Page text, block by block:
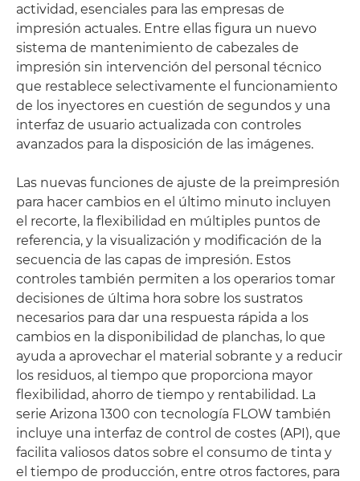
actividad, esenciales para las empresas de
impresión actuales. Entre ellas figura un nuevo
sistema de mantenimiento de cabezales de
impresión sin intervención del personal técnico
que restablece selectivamente el funcionamiento
de los inyectores en cuestión de segundos y una
interfaz de usuario actualizada con controles
avanzados para la disposición de las imágenes.
Las nuevas funciones de ajuste de la preimpresión
para hacer cambios en el último minuto incluyen
el recorte, la flexibilidad en múltiples puntos de
referencia, y la visualización y modificación de la
secuencia de las capas de impresión. Estos
controles también permiten a los operarios tomar
decisiones de última hora sobre los sustratos
necesarios para dar una respuesta rápida a los
cambios en la disponibilidad de planchas, lo que
ayuda a aprovechar el material sobrante y a reducir
los residuos, al tiempo que proporciona mayor
flexibilidad, ahorro de tiempo y rentabilidad. La
serie Arizona 1300 con tecnología FLOW también
incluye una interfaz de control de costes (API), que
facilita valiosos datos sobre el consumo de tinta y
el tiempo de producción, entre otros factores, para